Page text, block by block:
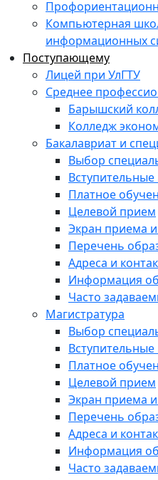
Компьютерная
информационных
Поступающему
Лицей при УлГТУ
Среднее
Барышский
Колледж
Бакалавриат и
Выбор
Платное
Целевой прием
Экран приема
Перечень
Адреса и
Информация
Часто
Магистратура
Выбор
Платное
Целевой прием
Экран приема
Перечень
Адреса и
Информация
Часто